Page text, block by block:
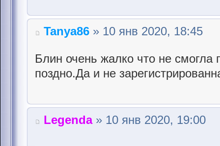
Tanya86 » 10 янв 2020, 18:45
Блин очень жалко что не смогла
поздно.Да и не
Legenda» 10 янв 2020, 19:00